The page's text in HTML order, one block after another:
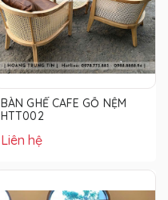
BÀN GHẾ CAFE GỖ NỆM
HTT002
Liên hệ